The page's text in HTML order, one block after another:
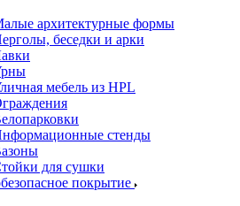
архитектурные формы
беседки и арки
мебель из HPL
стенды
для сушки
покрытие